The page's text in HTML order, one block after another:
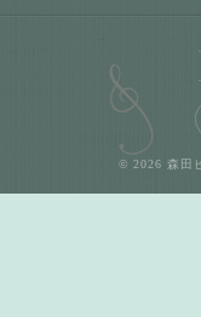
© 2026 森田